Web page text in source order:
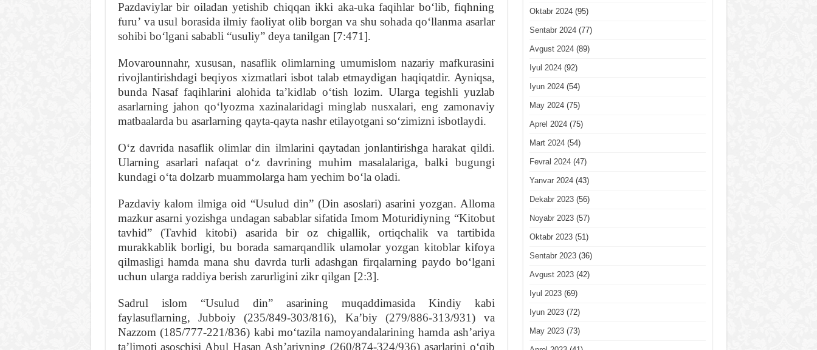
Pazdaviylar bir oiladan yetishib chiqqan ikki aka-uka faqihlar boʻlib, fiqhning
furuʼ va usul borasida ilmiy faoliyat olib borgan va shu sohada qoʻllanma asarlar
sohibi boʻlgani sababli “usuliy” deya tanilgan [7:471].
Movarounnahr, xususan, nasaflik olimlarning umumislom nazariy mafkurasini
rivojlantirishdagi beqiyos xizmatlari isbot talab etmaydigan haqiqatdir. Ayniqsa,
bunda Nasaf faqihlarini alohida taʼkidlab oʻtish lozim. Ularga tegishli yuzlab
asarlarning jahon qoʻlyozma xazinalaridagi minglab nusxalari, eng zamonaviy
matbaalarda bu asarlarning qayta-qayta nashr etilayotgani soʻzimizni isbotlaydi.
Oʻz davrida nasaflik olimlar din ilmlarini qaytadan jonlantirishga harakat qildi.
Ularning asarlari nafaqat oʻz davrining muhim masalalariga, balki bugungi
kundagi oʻta dolzarb muammolarga ham yechim boʻla oladi.
Pazdaviy kalom ilmiga oid “Usulud din” (Din asoslari) asarini yozgan. Alloma
mazkur asarni yozishga undagan sabablar sifatida Imom Moturidiyning “Kitobut
tavhid” (Tavhid kitobi) asarida bir oz chigallik, ortiqchalik va tartibida
murakkablik borligi, bu borada samarqandlik ulamolar yozgan kitoblar kifoya
qilmasligi hamda mana shu davrda turli adashgan firqalarning paydo boʻlgani
uchun ularga raddiya berish zarurligini zikr qilgan [2:3].
Sadrul islom “Usulud din” asarining muqaddimasida Kindiy kabi
faylasuflarning, Jubboiy (235/849-303/816), Kaʼbiy (279/886-313/931) va
Nazzom (185/777-221/836) kabi moʻtazila namoyandalarining hamda ashʼariya
taʼlimoti asoschisi Abul Hasan Ashʼariyning (260/874-324/936) asarlarini oʻqib
Oktabr 2024(95)
Sentabr 2024(77)
Avgust 2024(89)
Iyul 2024(92)
Iyun 2024(54)
May 2024(75)
Aprel 2024(75)
Mart 2024(54)
Fevral 2024(47)
Yanvar 2024(43)
Dekabr 2023(56)
Noyabr 2023(57)
Oktabr 2023(51)
Sentabr 2023(36)
Avgust 2023(42)
Iyul 2023(69)
Iyun 2023(72)
May 2023(73)